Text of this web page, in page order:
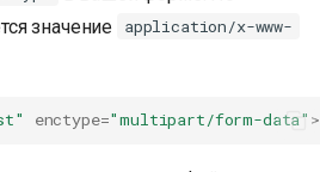
значение
application/x-www-
enctype="multipart/form-data" >